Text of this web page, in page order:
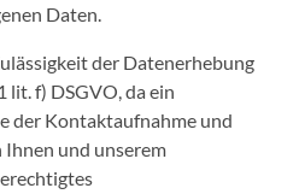
Daten.
der Datenerhebung
lit. f) DSGVO, da ein
der Kontaktaufnahme und
und unserem